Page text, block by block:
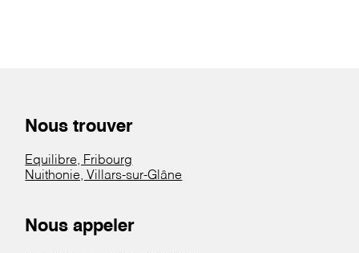
Nous trouver
Equilibre, Fribourg
Nuithonie, Villars-sur-Glâne
Nous appeler